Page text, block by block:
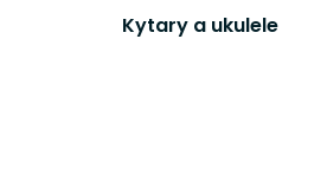
Kytary a ukulele